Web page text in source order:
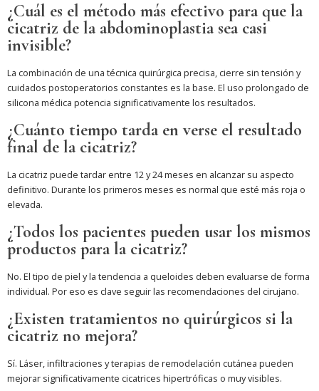
¿Cuál es el método más efectivo para que la
cicatriz de la abdominoplastia sea casi
invisible?
La combinación de una técnica quirúrgica precisa, cierre sin tensión y
cuidados postoperatorios constantes es la base. El uso prolongado de
silicona médica potencia significativamente los resultados.
¿Cuánto tiempo tarda en verse el resultado
final de la cicatriz?
La cicatriz puede tardar entre 12 y 24 meses en alcanzar su aspecto
definitivo. Durante los primeros meses es normal que esté más roja o
elevada.
¿Todos los pacientes pueden usar los mismos
productos para la cicatriz?
No. El tipo de piel y la tendencia a queloides deben evaluarse de forma
individual. Por eso es clave seguir las recomendaciones del cirujano.
¿Existen tratamientos no quirúrgicos si la
cicatriz no mejora?
Sí. Láser, infiltraciones y terapias de remodelación cutánea pueden
mejorar significativamente cicatrices hipertróficas o muy visibles.